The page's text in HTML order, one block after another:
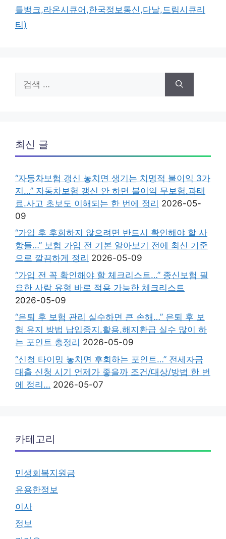
틀뱅크,라온시큐어,한국정보통신,다날,드림시큐리
티)
색:
최신 글
“자동차보험 갱신 놓치면 생기는 치명적 불이익 3가
지…” 자동차보험 갱신 안 하면 불이익 무보험.과태
료.사고 초보도 이해되는 한 번에 정리 2026-05-
09
“가입 후 후회하지 않으려면 반드시 확인해야 할 사
항들…” 보험 가입 전 기본 알아보기 전에 최신 기준
으로 깔끔하게 정리 2026-05-09
“가입 전 꼭 확인해야 할 체크리스트…” 종신보험 필
요한 사람 유형 바로 적용 가능한 체크리스트
2026-05-09
“은퇴 후 보험 관리 실수하면 큰 손해…” 은퇴 후 보
험 유지 방법 납입중지.활용.해지환급 실수 많이 하
는 포인트 총정리 2026-05-09
“신청 타이밍 놓치면 후회하는 포인트…” 전세자금
대출 신청 시기 언제가 좋을까 조건/대상/방법 한 번
에 정리… 2026-05-07
카테고리
민생회복지원금
유용한정보
이사
정보